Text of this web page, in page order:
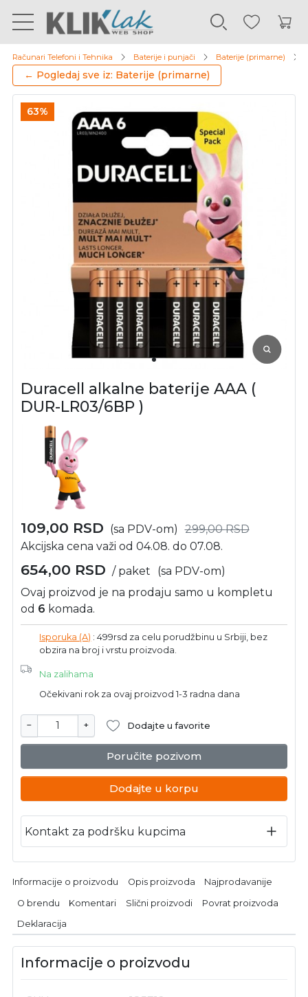
Računari Telefoni i Tehnika Baterije i punjači Baterije (primarne)
← Pogledaj sve iz: Baterije (primarne)
63%
Duracell alkalne baterije AAA (
DUR-LR03/6BP )
109,00 RSD (sa PDV-om) 299,00RSD
Akcijska cena važi od 04.08. do 07.08.
654,00 RSD / paket
(sa PDV-om)
Ovaj proizvod je na prodaju samo u kompletu
od 6 komada.
Isporuka (A) : 499rsd za celu porudžbinu u Srbiji, bez
obzira na broj i vrstu proizvoda.
Na zalihama
Očekivani rok za ovaj proizvod 1-3 radna dana
− + Dodajte u favorite
Poručite pozivom
Dodajte u korpu
Kontakt za podršku kupcima
Informacije o proizvodu Opis proizvoda Najprodavanije
O brendu Komentari Slični proizvodi Povrat proizvoda
Deklaracija
Informacije o proizvodu